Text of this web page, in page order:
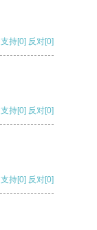
支持[0] 反对[0]
支持[0] 反对[0]
支持[0] 反对[0]